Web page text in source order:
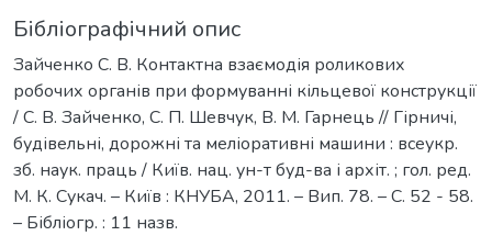
Бібліографічний опис
Зайченко С. В. Контактна взаємодія роликових
робочих органів при формуванні кільцевої конструкції
/ С. В. Зайченко, С. П. Шевчук, В. М. Гарнець // Гірничі,
будівельні, дорожні та меліоративні машини : всеукр.
зб. наук. праць / Київ. нац. ун-т буд-ва і архіт. ; гол. ред.
М. К. Сукач. – Київ : КНУБА, 2011. – Вип. 78. – С. 52 - 58.
– Бібліогр. : 11 назв.